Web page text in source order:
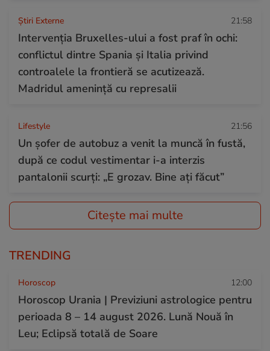
Știri Externe 21:58
Intervenția Bruxelles-ului a fost praf în ochi:
conflictul dintre Spania și Italia privind
controalele la frontieră se acutizează.
Madridul amenință cu represalii
Lifestyle 21:56
Un șofer de autobuz a venit la muncă în fustă,
după ce codul vestimentar i-a interzis
pantalonii scurți: „E grozav. Bine ați făcut”
Citește mai multe
TRENDING
Horoscop 12:00
Horoscop Urania | Previziuni astrologice pentru
perioada 8 – 14 august 2026. Lună Nouă în
Leu; Eclipsă totală de Soare